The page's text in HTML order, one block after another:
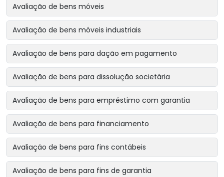
Avaliação de bens móveis
Avaliação de bens móveis industriais
Avaliação de bens para dação em pagamento
Avaliação de bens para dissolução societária
Avaliação de bens para empréstimo com garantia
Avaliação de bens para financiamento
Avaliação de bens para fins contábeis
Avaliação de bens para fins de garantia